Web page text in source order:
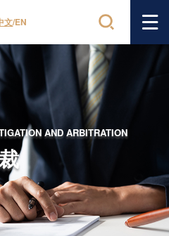
文/EN
AND ARBITRATION